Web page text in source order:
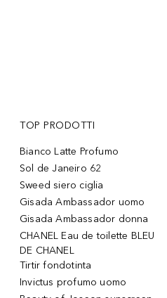
TOP PRODOTTI
Bianco Latte Profumo
Sol de Janeiro 62
Sweed siero ciglia
Gisada Ambassador uomo
Gisada Ambassador donna
CHANEL Eau de toilette BLEU
DE CHANEL
Tirtir fondotinta
Invictus profumo uomo